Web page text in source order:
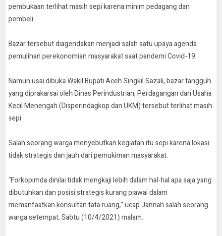
pembukaan terlihat masih sepi karena minim pedagang dan
pembeli.
Bazar tersebut diagendakan menjadi salah satu upaya agenda
pemulihan perekonomian masyarakat saat pandemi Covid-19.
Namun usai dibuka Wakil Bupati Aceh Singkil Sazali, bazar tangguh
yang diprakarsai oleh Dinas Perindustrian, Perdagangan dan Usaha
Kecil Menengah (Disperindagkop dan UKM) tersebut terlihat masih
sepi.
Salah seorang warga menyebutkan kegiatan itu sepi karena lokasi
tidak strategis dan jauh dari pemukiman masyarakat.
“Forkopimda dinilai tidak mengkaji lebih dalam hal-hal apa saja yang
dibutuhkan dan posisi strategis kurang piawai dalam
memanfaatkan konsultan tata ruang,” ucap Jannah salah seorang
warga setempat, Sabtu (10/4/2021) malam.